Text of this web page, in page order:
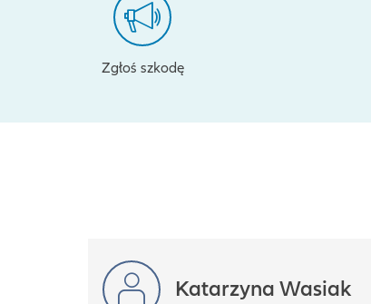
Zgłoś szkodę
Katarzyna Wasiak